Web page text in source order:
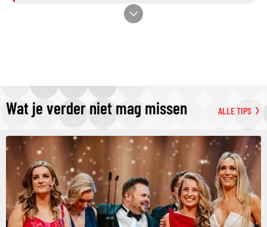
Wat je verder niet mag missen ALLE TIPS